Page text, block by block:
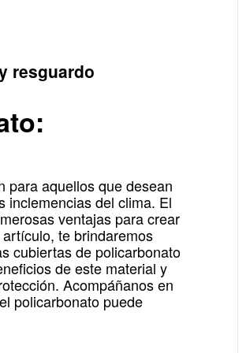
resguardo
para aquellos que desean
inclemencias del clima. El
ventajas para crear
te brindaremos
cubiertas de policarbonato
de este material y
Acompáñanos en
policarbonato puede